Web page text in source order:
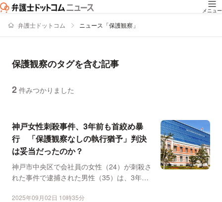
メニュー
弁護士ドットコム ニュース「保護観察」
保護観察のタグを含む記事
2 件みつかりました
神戸女性刺殺事件、3年前も首絞め暴
行 「保護観察なしの執行猶予」判決
は妥当だったのか？
神戸市中央区で会社員の女性（24）が刺殺さ
れた事件で逮捕された男性（35）は、3年前
2025年09月02日 10時35分